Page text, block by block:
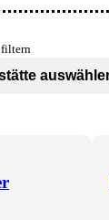
filtern